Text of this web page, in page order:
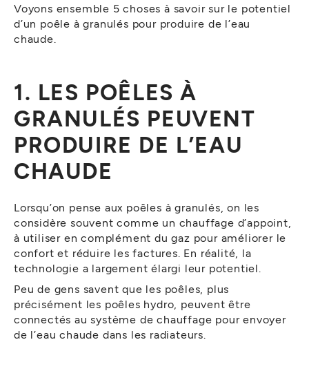
Voyons ensemble 5 choses à savoir sur le potentiel
d’un poêle à granulés pour produire de l’eau
chaude.
1. LES POÊLES À
GRANULÉS PEUVENT
PRODUIRE DE L’EAU
CHAUDE
Lorsqu’on pense aux poêles à granulés, on les
considère souvent comme un chauffage d’appoint,
à utiliser en complément du gaz pour améliorer le
confort et réduire les factures. En réalité, la
technologie a largement élargi leur potentiel.
Peu de gens savent que les poêles, plus
précisément les poêles hydro, peuvent être
connectés au système de chauffage pour envoyer
de l’eau chaude dans les radiateurs.